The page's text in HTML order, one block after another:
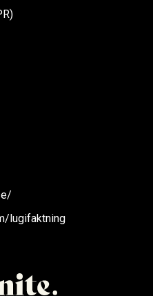
lugifaktning